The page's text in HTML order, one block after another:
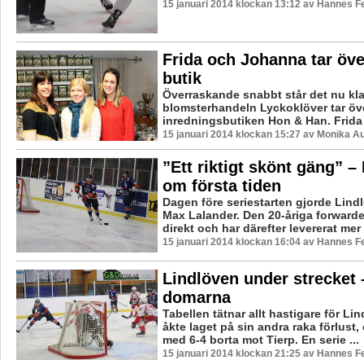
15 januari 2014 klockan 13:12 av Hannes
Frida och Johanna tar
butik
Överraskande snabbt står det nu
blomsterhandeln Lyckoklöver tar
inredningsbutiken Hon & Han.
15 januari 2014 klockan 15:27 av Monika
”Ett riktigt skönt gäng” –
om första tiden
Dagen före seriestarten gjorde
Max Lalander. Den 20-åriga
direkt och har därefter levererat mer
15 januari 2014 klockan 16:04 av Hannes
Lindlöven under strecket
domarna
Tabellen tätnar allt hastigare för
åkte laget på sin andra raka förlust,
med 6-4 borta mot Tierp. En serie ...
15 januari 2014 klockan 21:25 av Hannes